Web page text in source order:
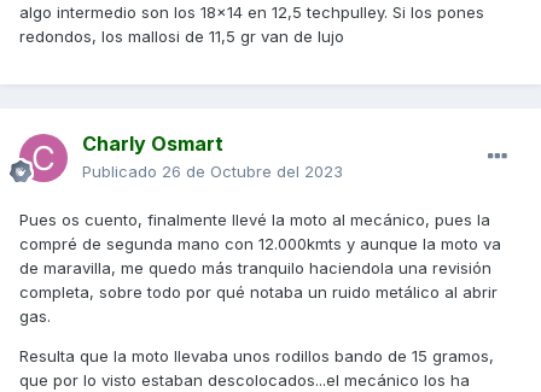
algo intermedio son los 18x14 en 12,5 techpulley. Si los pones
redondos, los mallosi de 11,5 gr van de lujo
Charly Osmart
Publicado 26 de Octubre del 2023
Pues os cuento, finalmente llevé la moto al mecánico, pues la
compré de segunda mano con 12.000kmts y aunque la moto va
de maravilla, me quedo más tranquilo haciendola una revisión
completa, sobre todo por qué notaba un ruido metálico al abrir
gas.
Resulta que la moto llevaba unos rodillos bando de 15 gramos,
que por lo visto estaban descolocados...el mecánico los ha